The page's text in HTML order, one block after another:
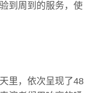
到周到的服务，使
里，依次呈现了48